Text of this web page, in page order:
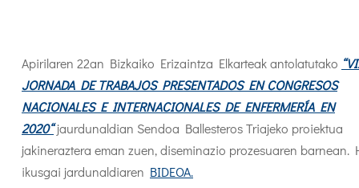
Apirilaren 22an Bizkaiko Erizaintza Elkarteak antolatutako
JORNADA DE TRABAJOS PRESENTADOS EN CONGRESOS
NACIONALES E INTERNACIONALES DE ENFERMERÍA EN
2020“jaurdunaldian Sendoa Ballesteros Triajeko proiektua
jakineraztera eman zuen, diseminazio prozesuaren barnean.
ikusgai jardunaldiaren BIDEOA.